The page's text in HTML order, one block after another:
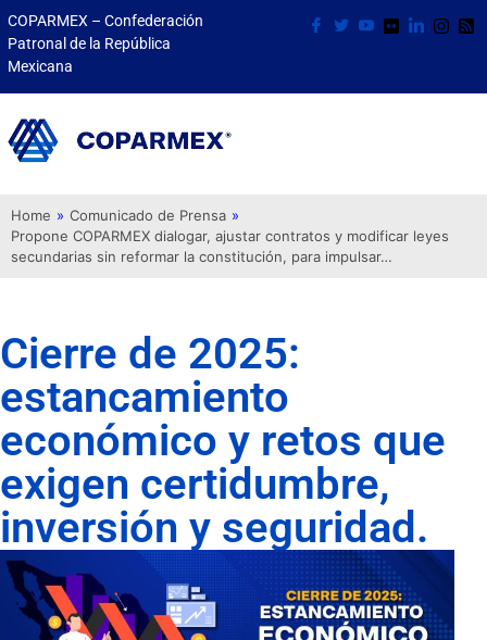
COPARMEX – Confederación
Patronal de la República
Mexicana
Home » Comunicado de Prensa »
Propone COPARMEX dialogar, ajustar contratos y modificar leyes
secundarias sin reformar la constitución, para impulsar…
Cierre de 2025:
estancamiento
económico y retos que
exigen certidumbre,
inversión y seguridad.